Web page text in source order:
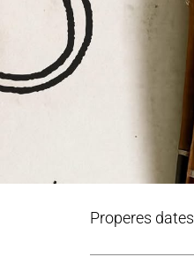
Properes dates